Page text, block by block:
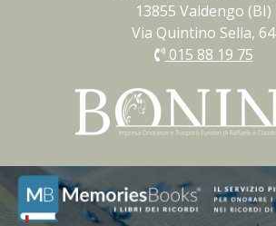
13855 Valdengo (BI)
Via Quintino Sella, 64
015 88 19 75